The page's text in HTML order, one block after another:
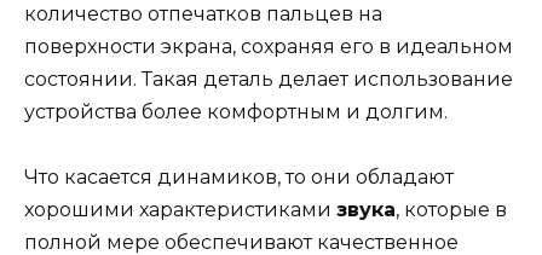
количество отпечатков пальцев на
поверхности экрана, сохраняя его в идеальном
состоянии. Такая деталь делает использование
устройства более комфортным и долгим.
Что касается динамиков, то они обладают
хорошими характеристиками звука, которые в
полной мере обеспечивают качественное